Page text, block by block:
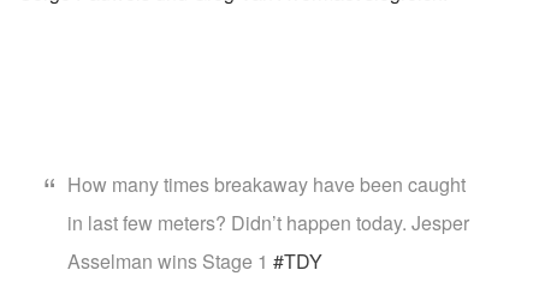
How many times breakaway have been caught
in last few meters? Didn’t happen today. Jesper
Asselman wins Stage 1 #TDY